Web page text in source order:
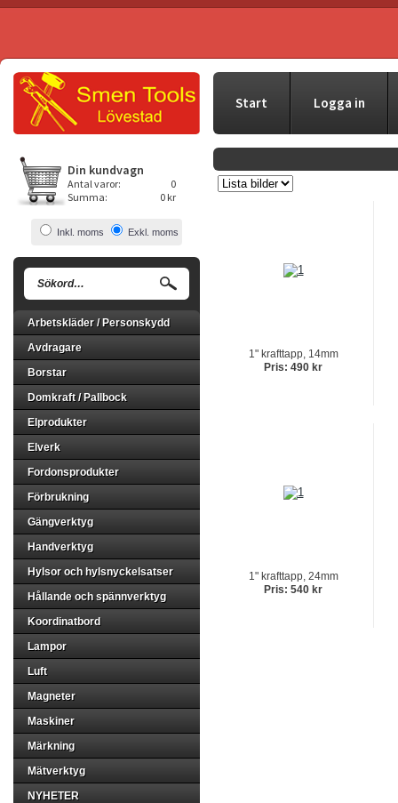
Start Logga in
Din kundvagn
Antal varor:
0
Summa:
0 kr
Inkl. moms Exkl. moms
Arbetskläder / Personskydd
Avdragare
Borstar
Domkraft / Pallbock
Elprodukter
Elverk
Fordonsprodukter
Förbrukning
Gängverktyg
Handverktyg
Hylsor och hylsnyckelsatser
Hållande och spännverktyg
Koordinatbord
Lampor
Luft
Magneter
Maskiner
Märkning
Mätverktyg
NYHETER
1" krafttapp, 14mm
Pris: 490 kr
1" krafttapp, 24mm
Pris: 540 kr